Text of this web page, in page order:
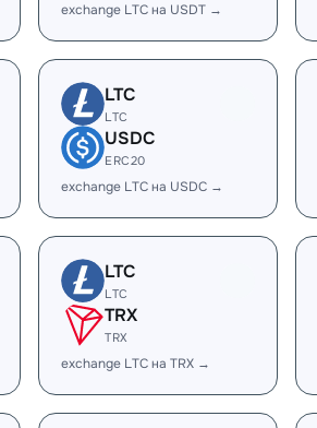
exchange LTC на USDT →
LTC
LTC
USDC
ERC20
exchange LTC на USDC →
LTC
LTC
TRX
TRX
exchange LTC на TRX →